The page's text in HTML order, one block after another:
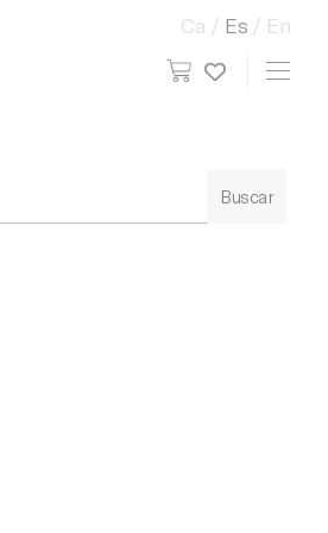
view cartMy
Ca Es En
Buscar